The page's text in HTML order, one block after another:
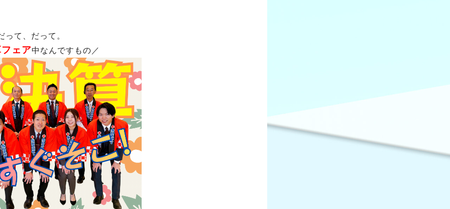
って、だって。
ェア中なんですもの／